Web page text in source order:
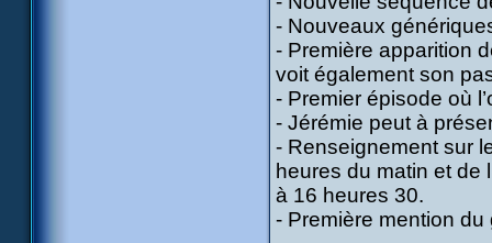
- Nouveaux
- Première apparition
voit également son
- Premier épisode où
- Jérémie peut à
- Renseignement sur
heures du matin et de
à 16 heures 30.
- Première mention